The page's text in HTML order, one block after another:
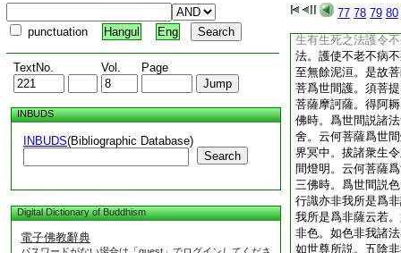
punctuation Hangul Eng
TextNo. Vol. Page
INBUDS
INBUDS(Bibliographic Database)
Search
Digital Dictionary of Buddhism
電子佛教辭典
77 78 79 80
法 8 救化次以三乘
生有生死之法護令
法。護使不老不病
至無餘泥洹。是故
菩爲世間護。須菩
菩薩摩訶薩。得阿
佛時。爲世間説諸
舍。云何菩薩爲世
界冥中。拔諸衆生
間燈明。云何菩薩
三佛時。爲世間説
行識亦非我所是爲
我所是爲非薩云若
非色。如色非我諸
如世尊所説。五陰